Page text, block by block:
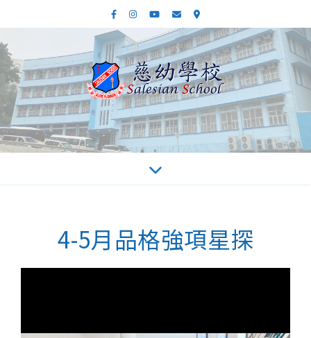
4-5月品格強項星探